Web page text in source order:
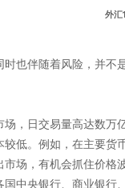
外汇
也伴随着风险，并不
，日交易量高达数万
较低。例如，在主要
场，有机会抓住价格
中央银行、商业银